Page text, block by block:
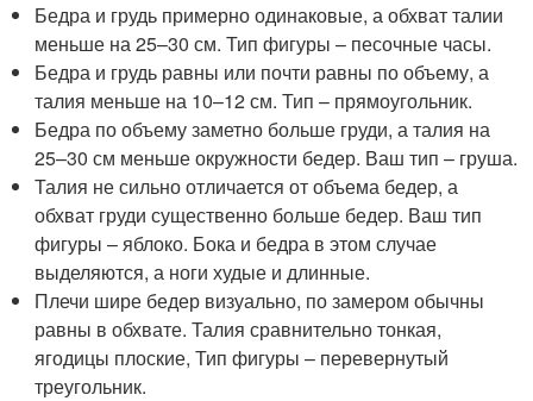
Бедра и грудь примерно одинаковые, а обхват талии
меньше на 25–30 см. Тип фигуры – песочные часы.
Бедра и грудь равны или почти равны по объему, а
талия меньше на 10–12 см. Тип – прямоугольник.
Бедра по объему заметно больше груди, а талия на
25–30 см меньше окружности бедер. Ваш тип – груша.
Талия не сильно отличается от объема бедер, а
обхват груди существенно больше бедер. Ваш тип
фигуры – яблоко. Бока и бедра в этом случае
выделяются, а ноги худые и длинные.
Плечи шире бедер визуально, по замером обычны
равны в обхвате. Талия сравнительно тонкая,
ягодицы плоские, Тип фигуры – перевернутый
треугольник.